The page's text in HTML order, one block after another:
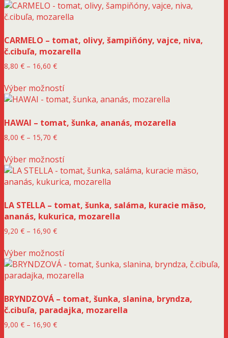
CARMELO – tomat, olivy, šampiňóny, vajce, niva,
č.cibuľa, mozarella
8,80 € – 16,60 €Price
8,80 €
through
16,60 €
Výber možností
má
variantov.
môžete
vybrať
na
produktu.
HAWAI – tomat, šunka, ananás, mozarella
8,00 € – 15,70 €Price
8,00 €
through
15,70 €
Výber možností
má
viacero
Možnosti
si
na
stránke
produktu.
LA STELLA – tomat, šunka, saláma, kuracie mäso,
ananás, kukurica, mozarella
9,20 € – 16,90 €Price
9,20 €
through
16,90 €
Výber možností
má
viacero
Možnosti
si
BRYNDZOVÁ – tomat, šunka, slanina, bryndza,
č.cibuľa, paradajka, mozarella
9,00 € – 16,90 €Price